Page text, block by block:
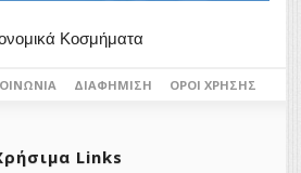
Κοσμήματα
ΔΙΑΦΉΜΙΣΗ ΌΡΟΙ ΧΡΉΣΗΣ
Links